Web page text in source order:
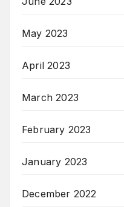
May 2023
April 2023
March 2023
February 2023
January 2023
December 2022